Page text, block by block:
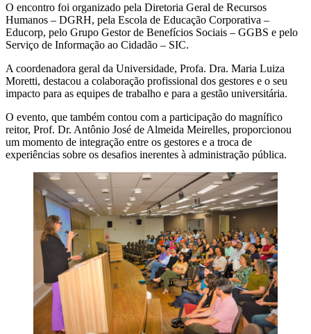
O encontro foi organizado pela Diretoria Geral de Recursos
Humanos – DGRH, pela Escola de Educação Corporativa –
Educorp, pelo Grupo Gestor de Benefícios Sociais – GGBS e pelo
Serviço de Informação ao Cidadão – SIC.
A coordenadora geral da Universidade, Profa. Dra. Maria Luiza
Moretti, destacou a colaboração profissional dos gestores e o seu
impacto para as equipes de trabalho e para a gestão universitária.
O evento, que também contou com a participação do magnífico
reitor, Prof. Dr. Antônio José de Almeida Meirelles, proporcionou
um momento de integração entre os gestores e a troca de
experiências sobre os desafios inerentes à administração pública.